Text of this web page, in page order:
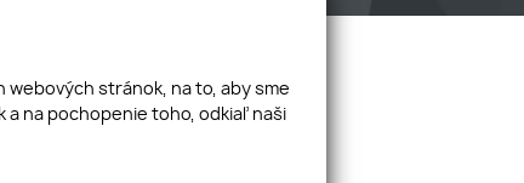
webových stránok, na to, aby sme
a na pochopenie toho, odkiaľ naši